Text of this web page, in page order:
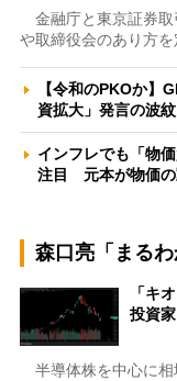
金融庁と東京証券取
や取締役会のあり方
【令和のPKOか】
資拡大」発言の波
インフレでも「物
注目 元本が物価
森口亮「まるわ
「キ
投資
半導体株を中心に相